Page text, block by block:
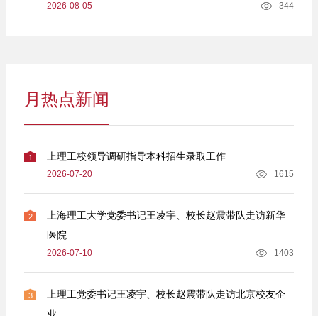
2026-08-05 344
月热点新闻
1 上理工校领导调研指导本科招生录取工作
2026-07-20 1615
2
上海理工大学党委书记王凌宇、校长赵震带队走访新华
医院
2026-07-10 1403
3
上理工党委书记王凌宇、校长赵震带队走访北京校友企